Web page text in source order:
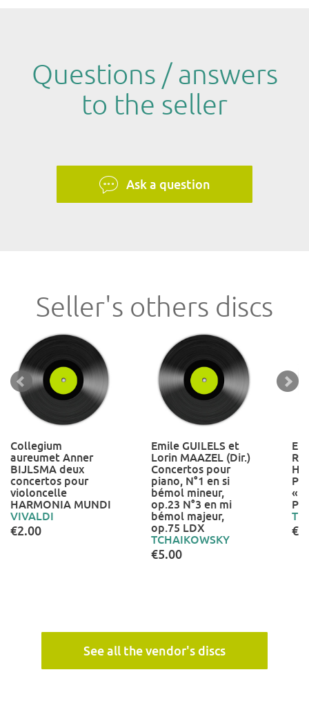
Questions / answers
to the seller
Ask a question
Seller's others discs
Collegium
aureumet Anner
BIJLSMA deux
concertos pour
violoncelle
HARMONIA MUNDI
VIVALDI
€2.00
Emile GUILELS et
Lorin MAAZEL (Dir.)
Concertos pour
piano, N°1 en si
bémol mineur,
op.23 N°3 en mi
bémol majeur,
op.75 LDX
TCHAIKOWSKY
€5.00
«
See all the vendor's discs